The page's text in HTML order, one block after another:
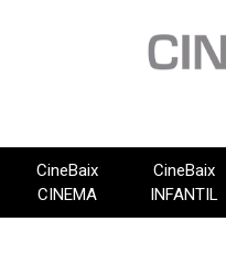
CineBaix
CINEMA
CineBaix
INFANTIL